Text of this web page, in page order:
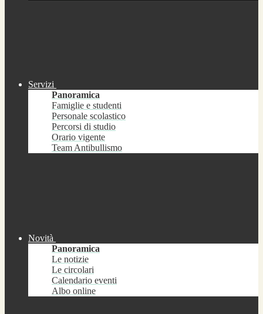
Servizi
Panoramica
Famiglie e studenti
Personale scolastico
Percorsi di studio
Orario vigente
Team Antibullismo
Novità
Panoramica
Le notizie
Le circolari
Calendario eventi
Albo online